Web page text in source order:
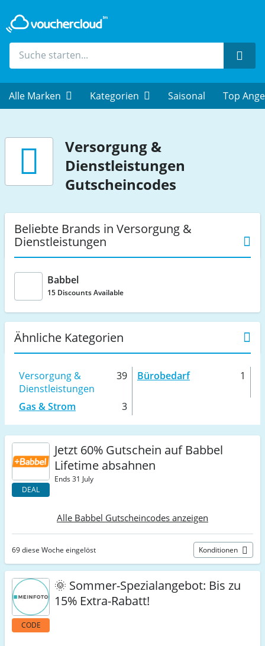
Alle Marken Kategorien Saisonal Top
Versorgung &
Dienstleistungen
Gutscheincodes
Beliebte Brands in Versorgung &
Dienstleistungen
Babbel
15 Discounts Available
Ähnliche Kategorien
Versorgung &
Dienstleistungen
39 Bürobedarf 1
Gas & Strom 3
DEAL
Jetzt 60% Gutschein auf Babbel
Lifetime absahnen
Ends 31 July
Alle Babbel Gutscheincodes anzeigen
69 diese Woche eingelöst Konditionen
CODE
🌞 Sommer-Spezialangebot: Bis zu
15% Extra-Rabatt!